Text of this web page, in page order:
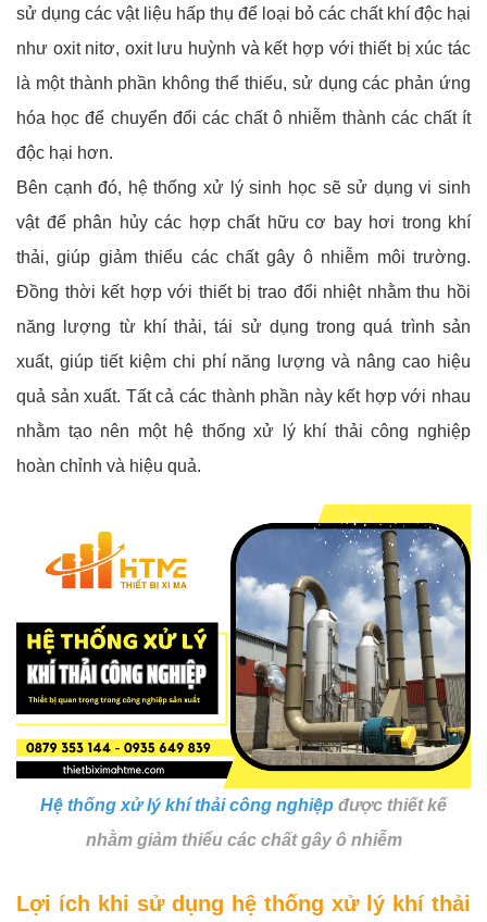
sử dụng các vật liệu hấp thụ để loại bỏ các chất khí độc hại
như oxit nitơ, oxit lưu huỳnh và kết hợp với thiết bị xúc tác
là một thành phần không thể thiếu, sử dụng các phản ứng
hóa học để chuyển đổi các chất ô nhiễm thành các chất ít
độc hại hơn.
Bên cạnh đó, hệ thống xử lý sinh học sẽ sử dụng vi sinh
vật để phân hủy các hợp chất hữu cơ bay hơi trong khí
thải, giúp giảm thiểu các chất gây ô nhiễm môi trường.
Đồng thời kết hợp với thiết bị trao đổi nhiệt nhằm thu hồi
năng lượng từ khí thải, tái sử dụng trong quá trình sản
xuất, giúp tiết kiệm chi phí năng lượng và nâng cao hiệu
quả sản xuất. Tất cả các thành phần này kết hợp với nhau
nhằm tạo nên một hệ thống xử lý khí thải công nghiệp
hoàn chỉnh và hiệu quả.
Hệ thống xử lý khí thải công nghiệp được thiết kế
nhằm giảm thiểu các chất gây ô nhiễm
Lợi ích khi sử dụng hệ thống xử lý khí thải